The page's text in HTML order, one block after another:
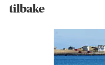
tilbake